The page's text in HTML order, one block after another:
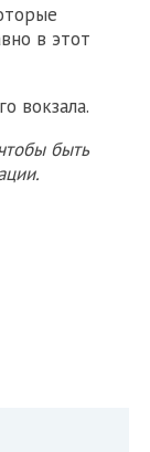
в этот
вокзала.
быть